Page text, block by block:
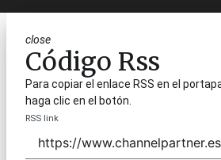
close
Código Rss
Para copiar el enlace RSS en el
haga clic en el botón.
RSS link